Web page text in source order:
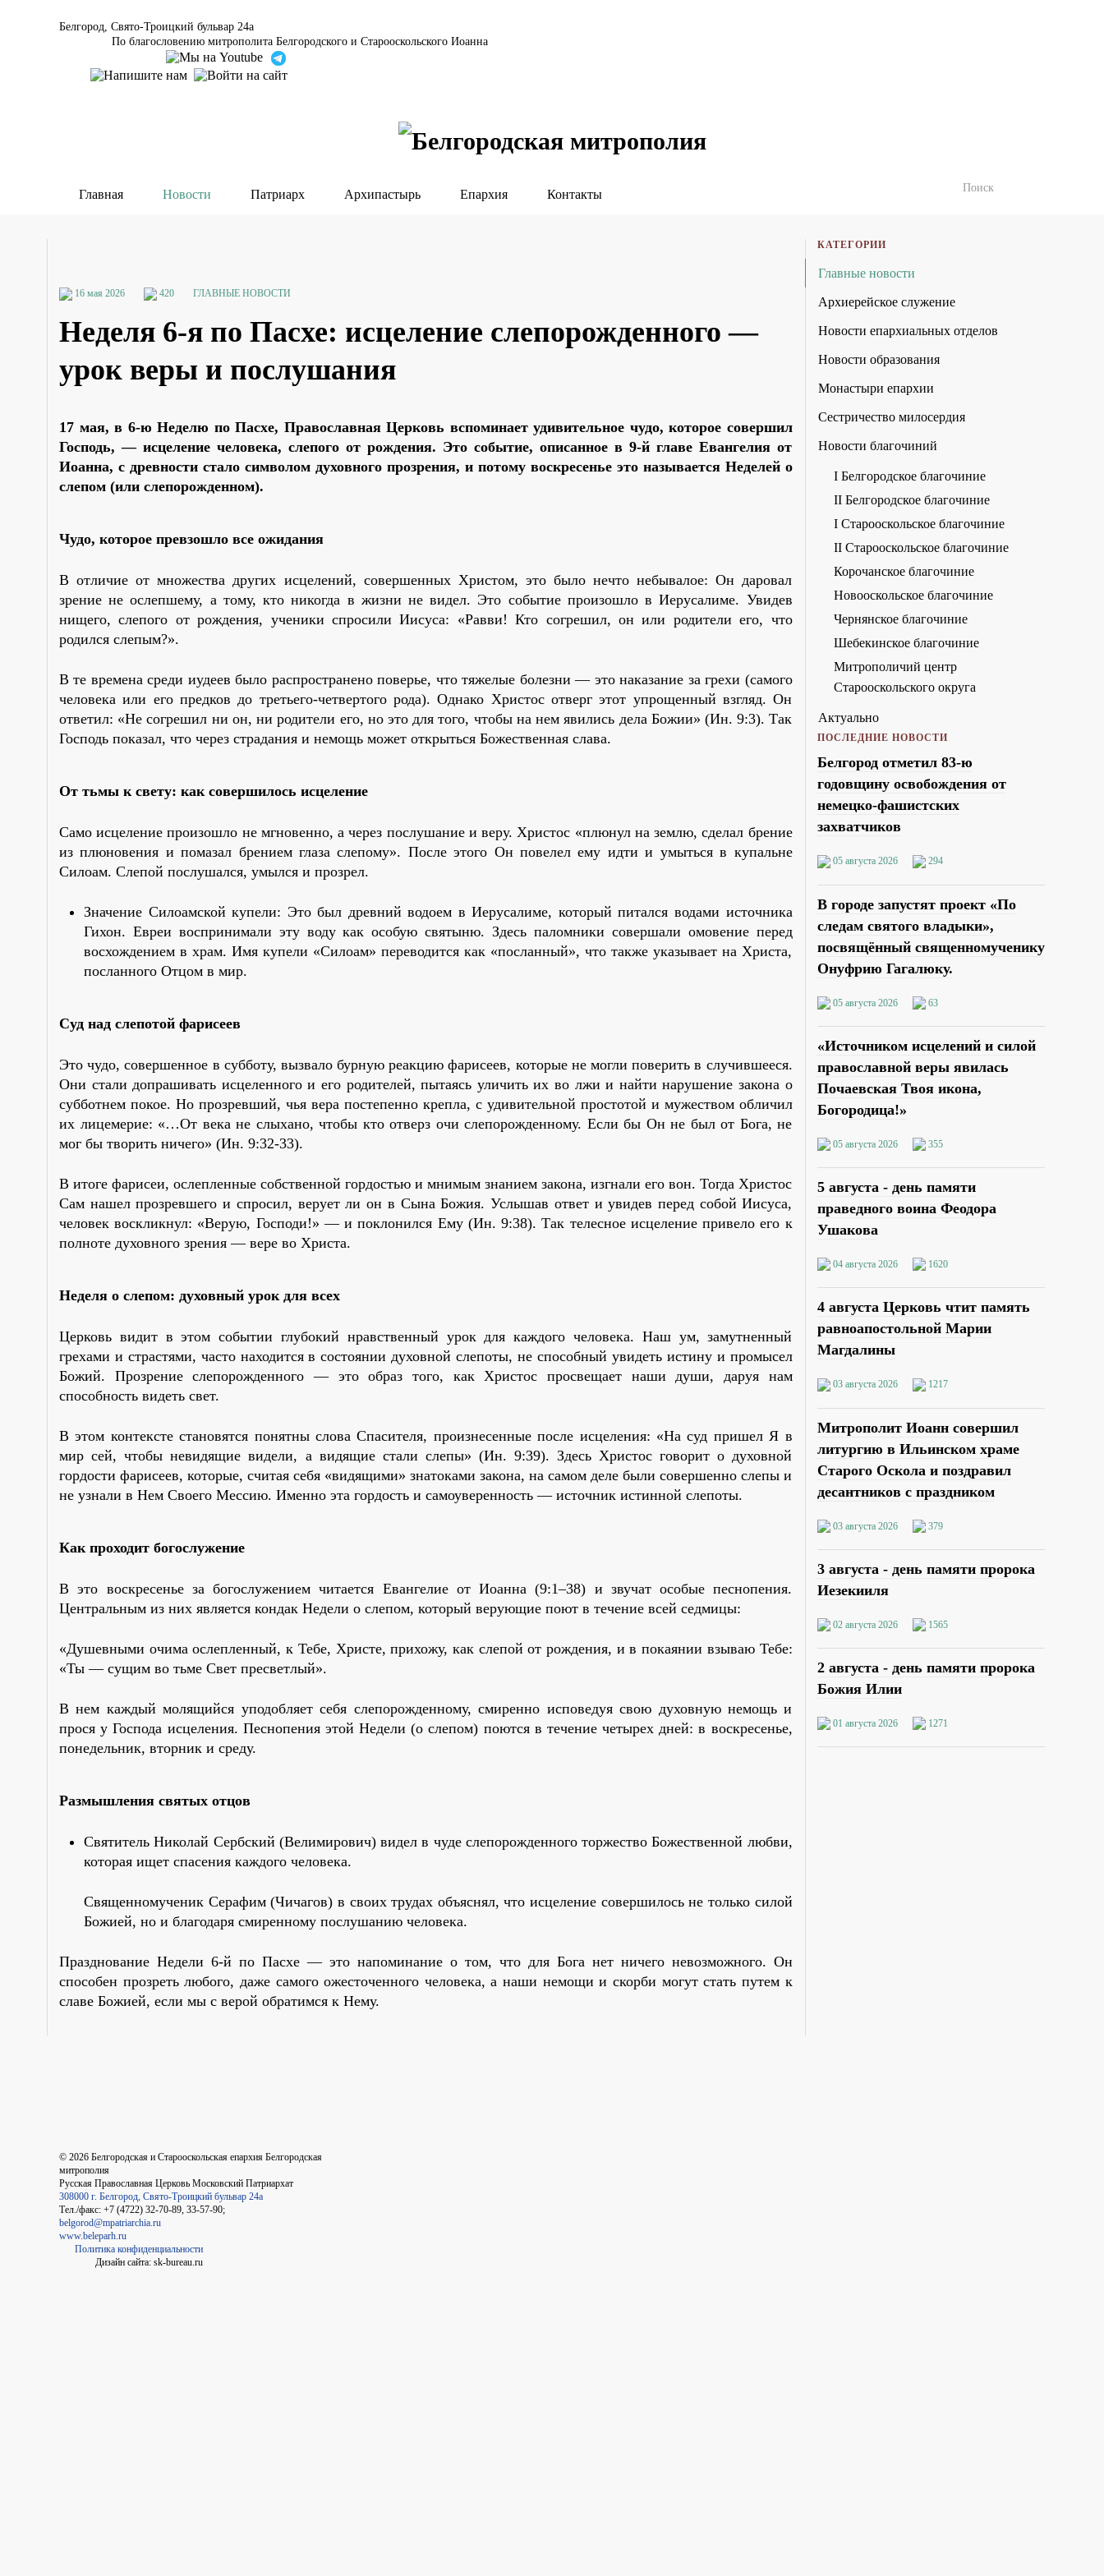
Белгород, Свято-Троицкий бульвар 24а
По благословению митрополита Белгородского и Старооскольского Иоанна
Главная Новости Патриарх Архипастырь Епархия Контакты
16 мая 2026 420 ГЛАВНЫЕ НОВОСТИ
Неделя 6-я по Пасхе: исцеление слепорожденного —
урок веры и послушания
17 мая, в 6-ю Неделю по Пасхе, Православная Церковь вспоминает удивительное чудо, которое совершил
Господь, — исцеление человека, слепого от рождения. Это событие, описанное в 9-й главе Евангелия от
Иоанна, с древности стало символом духовного прозрения, и потому воскресенье это называется Неделей о
слепом (или слепорожденном).
Чудо, которое превзошло все ожидания
В отличие от множества других исцелений, совершенных Христом, это было нечто небывалое: Он даровал
зрение не ослепшему, а тому, кто никогда в жизни не видел. Это событие произошло в Иерусалиме. Увидев
нищего, слепого от рождения, ученики спросили Иисуса: «Равви! Кто согрешил, он или родители его, что
родился слепым?».
В те времена среди иудеев было распространено поверье, что тяжелые болезни — это наказание за грехи (самого
человека или его предков до третьего-четвертого рода). Однако Христос отверг этот упрощенный взгляд. Он
ответил: «Не согрешил ни он, ни родители его, но это для того, чтобы на нем явились дела Божии» (Ин. 9:3). Так
Господь показал, что через страдания и немощь может открыться Божественная слава.
От тьмы к свету: как совершилось исцеление
Само исцеление произошло не мгновенно, а через послушание и веру. Христос «плюнул на землю, сделал брение
из плюновения и помазал брением глаза слепому». После этого Он повелел ему идти и умыться в купальне
Силоам. Слепой послушался, умылся и прозрел.
Значение Силоамской купели: Это был древний водоем в Иерусалиме, который питался водами источника
Гихон. Евреи воспринимали эту воду как особую святыню. Здесь паломники совершали омовение перед
восхождением в храм. Имя купели «Силоам» переводится как «посланный», что также указывает на Христа,
посланного Отцом в мир.
Суд над слепотой фарисеев
Это чудо, совершенное в субботу, вызвало бурную реакцию фарисеев, которые не могли поверить в случившееся.
Они стали допрашивать исцеленного и его родителей, пытаясь уличить их во лжи и найти нарушение закона о
субботнем покое. Но прозревший, чья вера постепенно крепла, с удивительной простотой и мужеством обличил
их лицемерие: «…От века не слыхано, чтобы кто отверз очи слепорожденному. Если бы Он не был от Бога, не
мог бы творить ничего» (Ин. 9:32-33).
В итоге фарисеи, ослепленные собственной гордостью и мнимым знанием закона, изгнали его вон. Тогда Христос
Сам нашел прозревшего и спросил, верует ли он в Сына Божия. Услышав ответ и увидев перед собой Иисуса,
человек воскликнул: «Верую, Господи!» — и поклонился Ему (Ин. 9:38). Так телесное исцеление привело его к
полноте духовного зрения — вере во Христа.
Неделя о слепом: духовный урок для всех
Церковь видит в этом событии глубокий нравственный урок для каждого человека. Наш ум, замутненный
грехами и страстями, часто находится в состоянии духовной слепоты, не способный увидеть истину и промысел
Божий. Прозрение слепорожденного — это образ того, как Христос просвещает наши души, даруя нам
способность видеть свет.
В этом контексте становятся понятны слова Спасителя, произнесенные после исцеления: «На суд пришел Я в
мир сей, чтобы невидящие видели, а видящие стали слепы» (Ин. 9:39). Здесь Христос говорит о духовной
гордости фарисеев, которые, считая себя «видящими» знатоками закона, на самом деле были совершенно слепы и
не узнали в Нем Своего Мессию. Именно эта гордость и самоуверенность — источник истинной слепоты.
Как проходит богослужение
В это воскресенье за богослужением читается Евангелие от Иоанна (9:1–38) и звучат особые песнопения.
Центральным из них является кондак Недели о слепом, который верующие поют в течение всей седмицы:
«Душевными очима ослепленный, к Тебе, Христе, прихожу, как слепой от рождения, и в покаянии взываю Тебе:
«Ты — сущим во тьме Свет пресветлый».
В нем каждый молящийся уподобляет себя слепорожденному, смиренно исповедуя свою духовную немощь и
прося у Господа исцеления. Песнопения этой Недели (о слепом) поются в течение четырех дней: в воскресенье,
понедельник, вторник и среду.
Размышления святых отцов
Святитель Николай Сербский (Велимирович) видел в чуде слепорожденного торжество Божественной любви,
которая ищет спасения каждого человека.
Священномученик Серафим (Чичагов) в своих трудах объяснял, что исцеление совершилось не только силой
Божией, но и благодаря смиренному послушанию человека.
Празднование Недели 6-й по Пасхе — это напоминание о том, что для Бога нет ничего невозможного. Он
способен прозреть любого, даже самого ожесточенного человека, а наши немощи и скорби могут стать путем к
славе Божией, если мы с верой обратимся к Нему.
КАТЕГОРИИ
Главные новости
Архиерейское служение
Новости епархиальных отделов
Новости образования
Монастыри епархии
Сестричество милосердия
Новости благочиний
I Белгородское благочиние
II Белгородское благочиние
I Старооскольское благочиние
II Старооскольское благочиние
Корочанское благочиние
Новооскольское благочиние
Чернянское благочиние
Шебекинское благочиние
Митрополичий центр
Старооскольского округа
Актуально
ПОСЛЕДНИЕ НОВОСТИ
Белгород отметил 83-ю
годовщину освобождения от
немецко-фашистских
захватчиков
05 августа 2026 294
В городе запустят проект «По
следам святого владыки»,
посвящённый священномученику
Онуфрию Гагалюку.
05 августа 2026 63
«Источником исцелений и силой
православной веры явилась
Почаевская Твоя икона,
Богородица!»
05 августа 2026 355
5 августа - день памяти
праведного воина Феодора
Ушакова
04 августа 2026 1620
4 августа Церковь чтит память
равноапостольной Марии
Магдалины
03 августа 2026 1217
Митрополит Иоанн совершил
литургию в Ильинском храме
Старого Оскола и поздравил
десантников с праздником
03 августа 2026 379
3 августа - день памяти пророка
Иезекииля
02 августа 2026 1565
2 августа - день памяти пророка
Божия Илии
01 августа 2026 1271
© 2026 Белгородская и Старооскольская епархия Белгородская
митрополия
Русская Православная Церковь Московский Патриархат
308000 г. Белгород, Свято-Троицкий бульвар 24а
Тел./факс: +7 (4722) 32-70-89, 33-57-90;
belgorod@mpatriarchia.ru
www.beleparh.ru
Политика конфиденциальности
Дизайн сайта: sk-bureau.ru